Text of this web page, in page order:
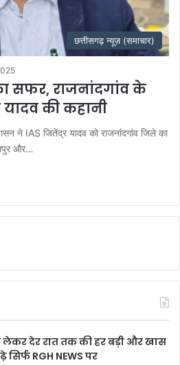
छत्तीसगढ़ न्यूज़ (समाचार)
सफर, राजनांदगांव के
की कहानी
ने IAS जितेंद्र यादव को राजनांदगांव जिले का
और…
देर रात तक की हर बड़ी और खास
RGH NEWS पर